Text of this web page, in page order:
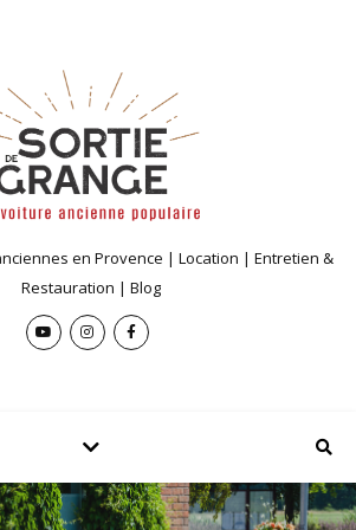
en Provence | Location | Entretien &
Restauration | Blog
AUSTIN MINI,TUTOS MÉCANIQUES ET